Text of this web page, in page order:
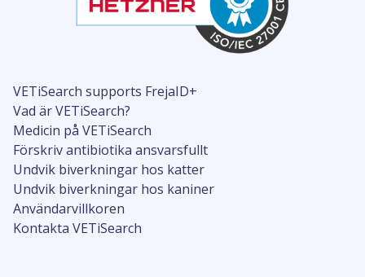
VETiSearch supports FrejaID+
Vad är VETiSearch?
Medicin på VETiSearch
Förskriv antibiotika ansvarsfullt
Undvik biverkningar hos katter
Undvik biverkningar hos kaniner
Användarvillkoren
Kontakta VETiSearch